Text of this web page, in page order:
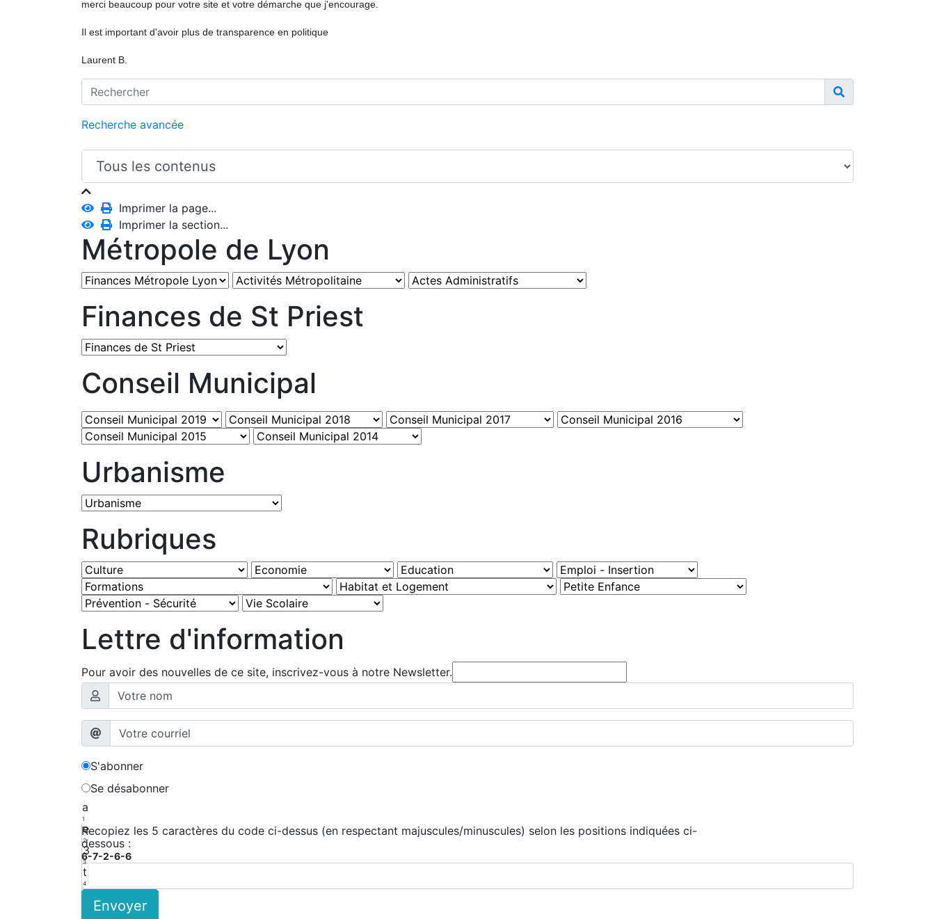
merci beaucoup pour votre site et votre démarche que j'encourage.
Il est important d'avoir plus de transparence en politique
Laurent B.
Recherche avancée
Imprimer la page...
Imprimer la section...
Métropole de Lyon
Finances de St Priest
Conseil Municipal
Urbanisme
Rubriques
Lettre d'information
Pour avoir des nouvelles de ce site, inscrivez-vous à notre Newsletter.
S'abonner
Se désabonner
a
1
e
2
3
3
t
4
X
Recopiez les 5 caractères du code ci-dessus (en respectant majuscules/minuscules) selon les positions indiquées ci-
dessous :
6-7-2-6-6
Envoyer